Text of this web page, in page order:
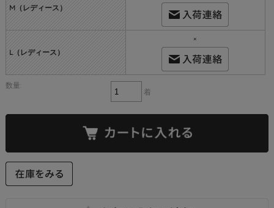
M（レディース）
L（レディース）
×
数量:
着